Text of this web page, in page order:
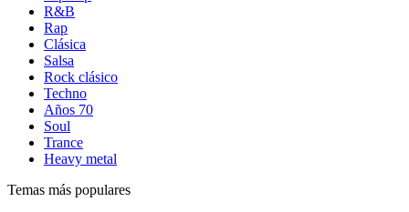
R&B
Rap
Clásica
Salsa
Rock clásico
Techno
Años 70
Soul
Trance
Heavy metal
Temas más populares